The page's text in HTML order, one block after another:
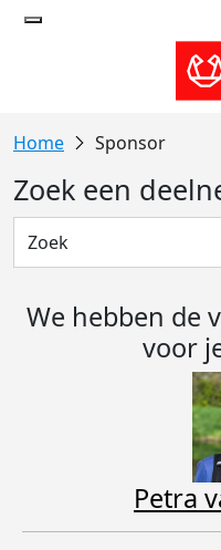
Sponsor
Zoek een
We hebben de
voor
Petra